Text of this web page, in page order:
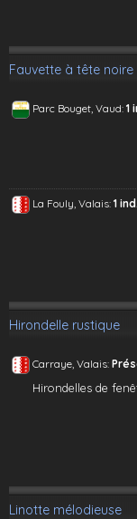
Fauvette à tête noire
Parc Bouget, Vaud: 1
La Fouly, Valais: 1 ind.
Hirondelle rustique
Carraye, Valais:
Hirondelles de
Linotte mélodieuse